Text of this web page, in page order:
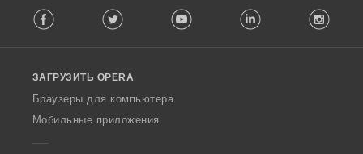
o
w
O
p
Facebook Twitter Youtube LinkedIn
ЗАГРУЗИТЬ OPERA
Браузеры для компьютера
Мобильные приложения